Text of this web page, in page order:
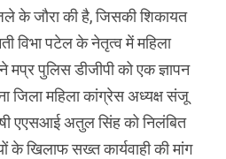
के जौरा की है, जिसकी शिकायत
विभा पटेल के नेतृत्व में महिला
पुलिस डीजीपी को एक ज्ञापन
जिला महिला कांग्रेस अध्यक्ष संजू
एएसआई अतुल सिंह को निलंबित
खिलाफ सख्त कार्यवाही की मांग